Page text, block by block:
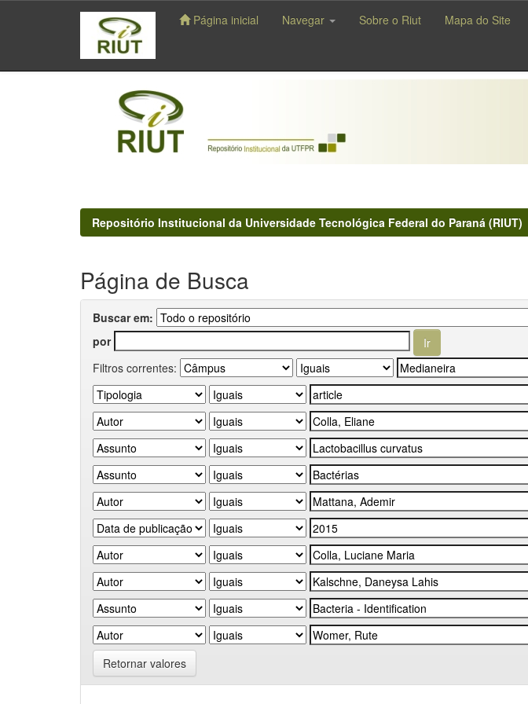
navigation
Página inicial Navegar Sobre o Riut Mapa do Site
Repositório Institucional da Universidade Tecnológica Federal do Paraná (RIUT)
Página de Busca
Buscar em:
por
Filtros correntes:
Retornar valores